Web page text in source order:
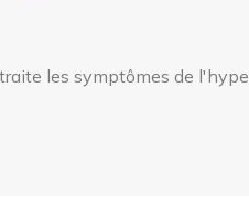
les symptômes de
nerf tibial postérieur.